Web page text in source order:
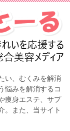
い、むくみを解消
悩みを解消するコ
痩身エステ、サプ
。また、当サイト